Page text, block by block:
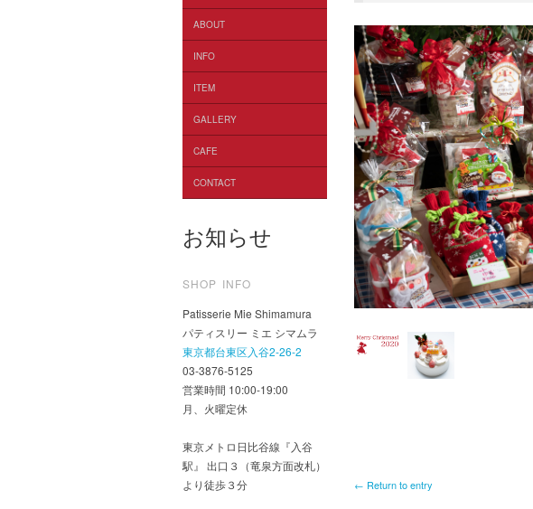
ABOUT
INFO
ITEM
GALLERY
CAFE
CONTACT
お知らせ
SHOP INFO
Patisserie Mie Shimamura
パティスリー ミエ シマムラ
東京都台東区入谷2-26-2
03-3876-5125
営業時間 10:00-19:00
月、火曜定休
東京メトロ日比谷線『入谷
駅』 出口３（竜泉方面改札）
より徒歩３分
← Return to entry